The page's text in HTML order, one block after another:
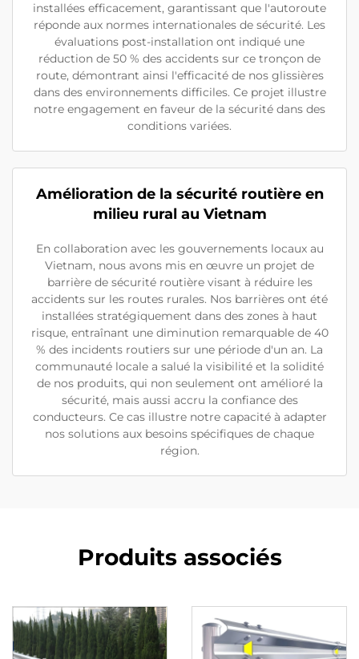
installées efficacement, garantissant que l'autoroute
réponde aux normes internationales de sécurité. Les
évaluations post-installation ont indiqué une
réduction de 50 % des accidents sur ce tronçon de
route, démontrant ainsi l'efficacité de nos glissières
dans des environnements difficiles. Ce projet illustre
notre engagement en faveur de la sécurité dans des
conditions variées.
Amélioration de la sécurité routière en
milieu rural au Vietnam
En collaboration avec les gouvernements locaux au
Vietnam, nous avons mis en œuvre un projet de
barrière de sécurité routière visant à réduire les
accidents sur les routes rurales. Nos barrières ont été
installées stratégiquement dans des zones à haut
risque, entraînant une diminution remarquable de 40
% des incidents routiers sur une période d'un an. La
communauté locale a salué la visibilité et la solidité
de nos produits, qui non seulement ont amélioré la
sécurité, mais aussi accru la confiance des
conducteurs. Ce cas illustre notre capacité à adapter
nos solutions aux besoins spécifiques de chaque
région.
Produits associés